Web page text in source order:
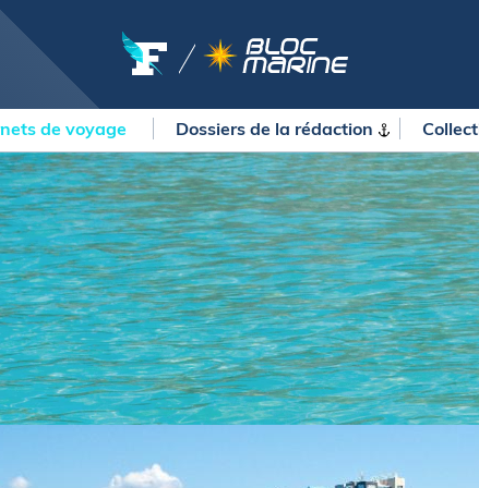
au large
du Figaro Paprec
Paprec
Globe
Ultim Challenge
du Rhum - Destination
MÉTÉO MARINE
LIFESTYLE
Shopping
Culture nautique
Gastronomie
Blogs
SERVICES
Nos magazines
METEO CONSULT Marine
de voyage Dossiers de la rédaction